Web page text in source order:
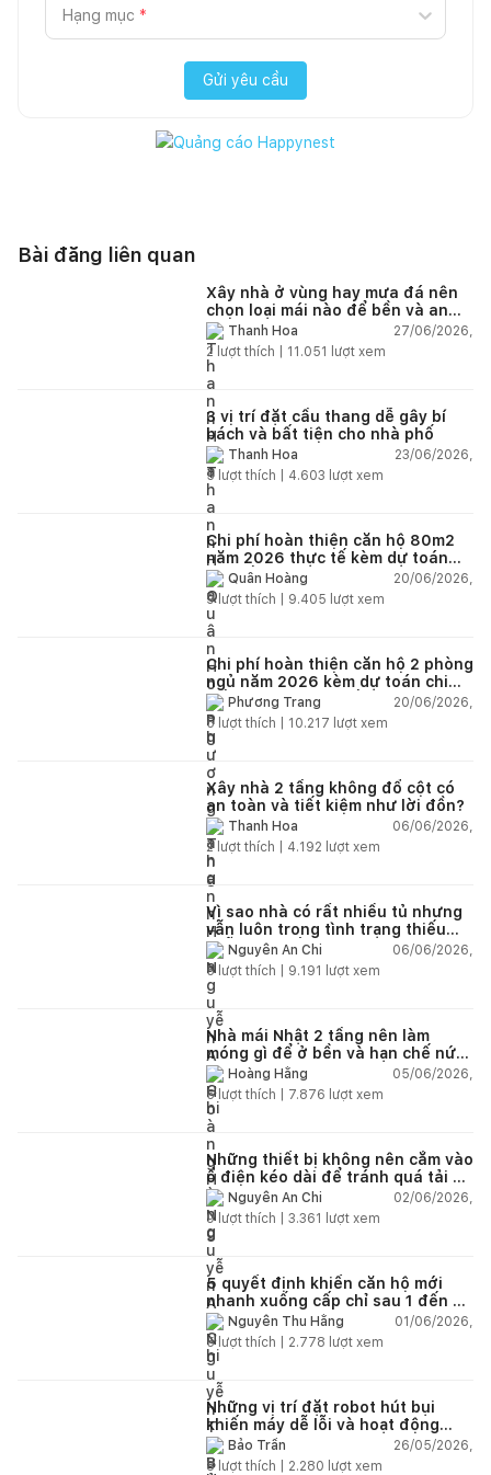
Hạng mục *
Gửi yêu cầu
Bài đăng liên quan
Xây nhà ở vùng hay mưa đá nên
chọn loại mái nào để bền và an
toàn?Thanh Hoa
27/06/2026,
2 lượt thích | 11.051 lượt xem
3 vị trí đặt cầu thang dễ gây bí
bách và bất tiện cho nhà phố
Thanh Hoa
23/06/2026,
5 lượt thích | 4.603 lượt xem
Chi phí hoàn thiện căn hộ 80m2
năm 2026 thực tế kèm dự toán
chi tiết từng hạng mục
Quân Hoàng
20/06/2026,
9lượt thích | 9.405 lượt xem
Chi phí hoàn thiện căn hộ 2 phòng
ngủ năm 2026 kèm dự toán chi
tiết và ví dụ thực tế
Phương Trang
20/06/2026,
5 lượt thích | 10.217 lượt xem
Xây nhà 2 tầng không đổ cột có
an toàn và tiết kiệm như lời đồn?
Thanh Hoa
06/06/2026,
2lượt thích | 4.192 lượt xem
Vì sao nhà có rất nhiều tủ nhưng
vẫn luôn trong tình trạng thiếu
chỗ chứa đồ?
Nguyễn An Chi
06/06/2026,
5lượt thích | 9.191 lượt xem
Nhà mái Nhật 2 tầng nên làm
móng gì để ở bền và hạn chế nứt
lún?Hoàng Hằng
05/06/2026,
5lượt thích | 7.876 lượt xem
Những thiết bị không nên cắm vào
ổ điện kéo dài để tránh quá tải và
chập cháy trong nhà
Nguyễn An Chi
02/06/2026,
9lượt thích | 3.361 lượt xem
5 quyết định khiến căn hộ mới
nhanh xuống cấp chỉ sau 1 đến 2
nămNguyễn Thu Hằng
01/06/2026,
5lượt thích | 2.778 lượt xem
Những vị trí đặt robot hút bụi
khiến máy dễ lỗi và hoạt động
kém hiệu quả
Bảo Trần
26/05/2026,
8lượt thích | 2.280 lượt xem